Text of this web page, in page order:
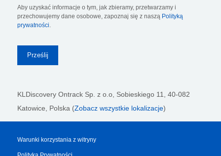
Aby uzyskać informacje o tym, jak zbieramy, przetwarzamy i
przechowujemy dane osobowe, zapoznaj się z naszą Polityką
prywatności
KLDiscovery Ontrack Sp. z o.o, Sobieskiego 11, 40-082
Katowice, Polska (Zobacz wszystkie lokalizacje)
Warunki korzystania z witryny